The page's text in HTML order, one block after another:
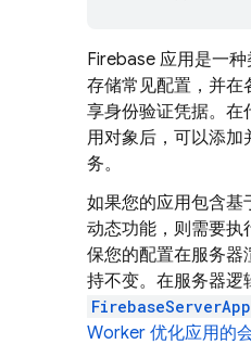
Firebase 应用是一
存储常见配置，并在
享身份验证凭据。在
用对象后，可以添
务。
如果您的应用包含基
动态功能，则需要执
保您的配置在服务器
持不变。在服务器逻
FirebaseServerApp
Worker 优化应用的